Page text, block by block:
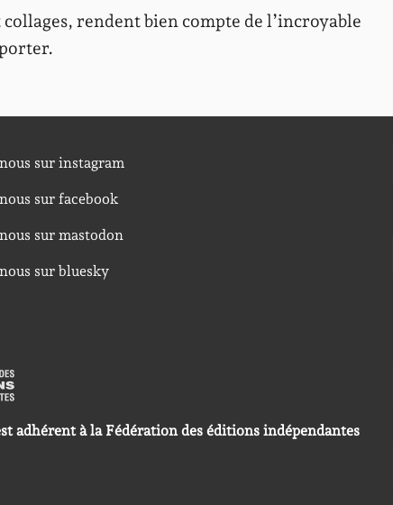
rendent bien compte de l’incroyable
sur instagram
sur facebook
sur mastodon
sur bluesky
adhérent à la Fédération des éditions indépendantes